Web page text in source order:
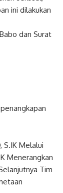
ini dilakukan
dan Surat
S.IK Melalui
Menerangkan
Tim